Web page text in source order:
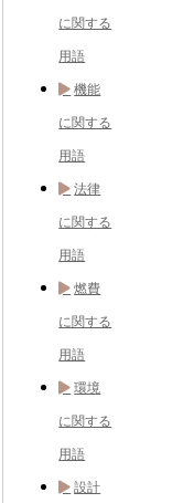
に関する
用語
機能
に関する
用語
法律
に関する
用語
燃費
に関する
用語
環境
に関する
用語
設計